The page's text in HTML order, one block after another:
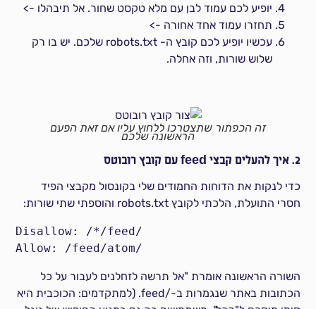
יופיע לכם עמוד לבן עם מלא טקסט שחור. אל תיבהלו ->
תחזרו עמוד אחד אחורה ->
עכשיו יופיע לכם קובץ ה- robots.txt שלכם. יש בו רק
שלוש שורות, וזה אחלה.
זה הכפתור שתצטרכו ללחוץ עליו אם זאת הפעם
הראשונה שלכם
2. איך להעלים קבצי feed עם קובץ רובוטס
כדי לנקות את הדוחות החמודים שלי בקונסול מקבצי הפיד
חסרי התועלת, הלכתי לקובץ robots.txt והוספתי שתי שורות:
Disallow: /*/feed/
Allow: /feed/atom/
השורה הראשונה אומרת "אל תרשה לזחלנים לעבור על כל
הכתובות באתר שנגמרות ב-/feed. (למתקדמים: הכוכבית היא